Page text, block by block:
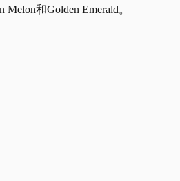
和Golden Emerald。